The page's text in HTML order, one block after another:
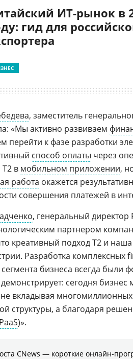
ИТ-рынок в
гид для
, заместитель
«Мы активно развиваем
перейти к фазе разработки
способ оплаты через
Т2 в мобильном приложении,
работа окажется
совершения платежей в
, генеральный директор
партнером
креативный подход T2 и
Разработка
сегмента бизнеса всегда были
демонстрирует: сегодня
вкладывая
структуры, а благодаря
PaaS)».
CNews — короткие онлайн-